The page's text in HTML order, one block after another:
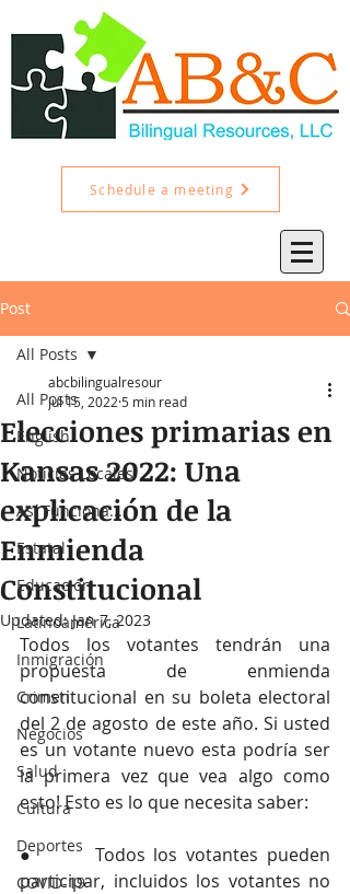
Schedule a meeting
Post
All Posts
English
Noticias Locales
Así Funciona...
Estatal
Educación
Latinoamérica
Inmigración
Crimen
Negocios
Salud
Cultura
Deportes
COVID-19
All Posts
Elecciones primarias en
Kansas 2022: Una
explicación de la
Enmienda
Constitucional
abcbilingualresour
Jul 15, 2022 5 min read
Updated:Jan 7, 2023
Todos los votantes tendrán una
propuesta de enmienda
constitucional en su boleta electoral
del 2 de agosto de este año. Si usted
es un votante nuevo esta podría ser
la primera vez que vea algo como
esto! Esto es lo que necesita saber:
●       Todos los votantes pueden
participar, incluidos los votantes no